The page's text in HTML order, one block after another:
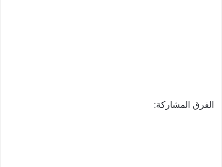
الفرق المشاركة: